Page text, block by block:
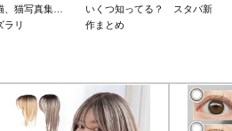
、猫写真集…
ラリ
いくつ知ってる？ スタバ新
作まとめ